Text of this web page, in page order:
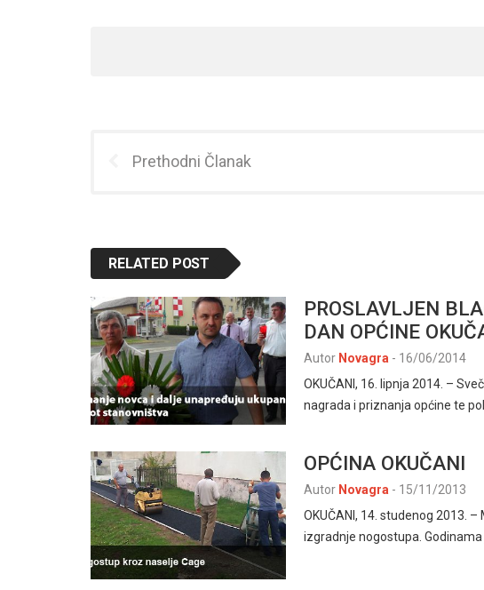
Prethodni Članak
RELATED POST
PROSLAVLJEN
DAN OPĆINE
Autor Novagra - 16/06/2014
OKUČANI, 16. lipnja 2014. –
nagrada i priznanja općine te
OPĆINA OKUČANI
Autor Novagra - 15/11/2013
OKUČANI, 14. studenog 2013.
izgradnje nogostupa.